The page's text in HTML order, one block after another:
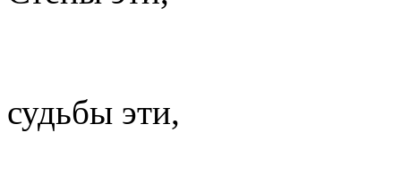
судьбы эти,